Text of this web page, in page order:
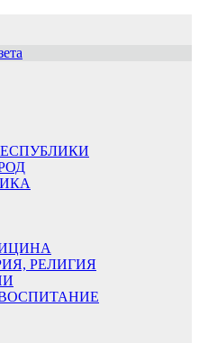
РЕЛИГИЯ